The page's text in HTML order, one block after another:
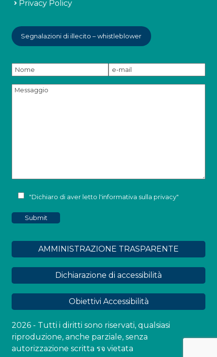
Privacy Policy
Segnalazioni di illecito – whistleblower
"Dichiaro di aver letto l'informativa sulla privacy"
AMMINISTRAZIONE TRASPARENTE
Dichiarazione di accessibilità
Obiettivi Accessibilità
2026 - Tutti i diritti sono riservati, qualsiasi
riproduzione, anche parziale, senza
autorizzazione scritta รจ vietata